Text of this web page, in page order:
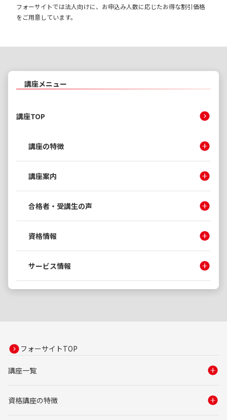
フォーサイトでは法人向けに、お申込み人数に応じたお得な割引価格
をご用意しています。
講座メニュー
講座TOP
講座の特徴
講座案内
合格者・受講生の声
資格情報
サービス情報
フォーサイトTOP
講座一覧
資格講座の特徴